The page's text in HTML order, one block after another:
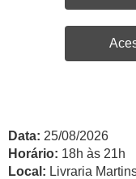
Data: 25/08/2026
Horário: 18h às 21h
Local: Livraria